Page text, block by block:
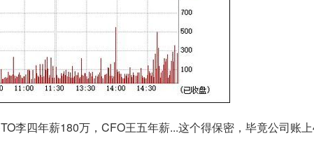
李四年薪180万，CFO王五年薪...这个得保密，毕竟公司账